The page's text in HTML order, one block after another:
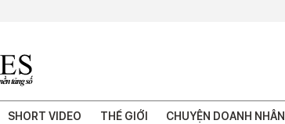
SHORT VIDEO THẾ GIỚI CHUYỆN DOANH NHÂN